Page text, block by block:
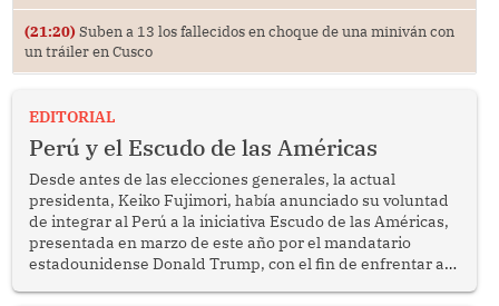
(21:20) Suben a 13 los fallecidos en choque de una miniván con
un tráiler en Cusco
EDITORIAL
Perú y el Escudo de las Américas
Desde antes de las elecciones generales, la actual
presidenta, Keiko Fujimori, había anunciado su voluntad
de integrar al Perú a la iniciativa Escudo de las Américas,
presentada en marzo de este año por el mandatario
estadounidense Donald Trump, con el fin de enfrentar al